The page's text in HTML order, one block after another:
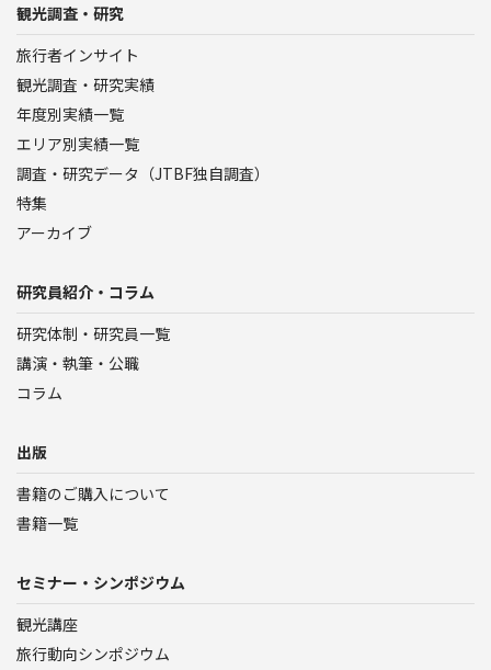
観光調査・研究
旅行者インサイト
観光調査・研究実績
年度別実績一覧
エリア別実績一覧
調査・研究データ（JTBF独自調査）
特集
アーカイブ
研究員紹介・コラム
研究体制・研究員一覧
講演・執筆・公職
コラム
出版
書籍のご購入について
書籍一覧
セミナー・シンポジウム
観光講座
旅行動向シンポジウム